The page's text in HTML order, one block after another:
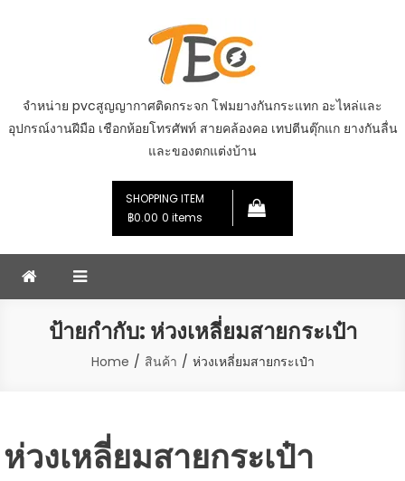
จำหน่าย pvcสูญญากาศติดกระจก โฟมยางกันกระแทก อะไหล่และ
อุปกรณ์งานฝีมือ เชือกห้อยโทรศัพท์ สายคล้องคอ เทปตีนตุ๊กแก ยางกันลื่น
และของตกแต่งบ้าน
SHOPPING ITEM
฿0.00 0 items
ป้ายกำกับ: ห่วงเหลี่ยมสายกระเป๋า
Home สินค้า ห่วงเหลี่ยมสายกระเป๋า
ห่วงเหลี่ยมสายกระเป๋า